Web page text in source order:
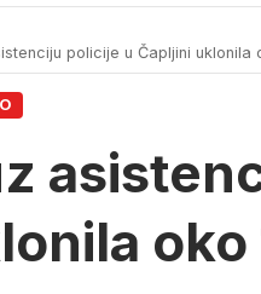
policije u Čapljini uklonila
oko